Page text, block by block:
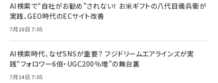
AI検索で“自社がお勧め”されない！ お米ギフトの八代目儀兵衛が
実践、GEO時代のECサイト改善
7月16日 7:05
AI検索時代、なぜSNSが重要？ フジドリームエアラインズが実
践“フォロワー6倍・UGC200％増”の舞台裏
7月14日 7:05